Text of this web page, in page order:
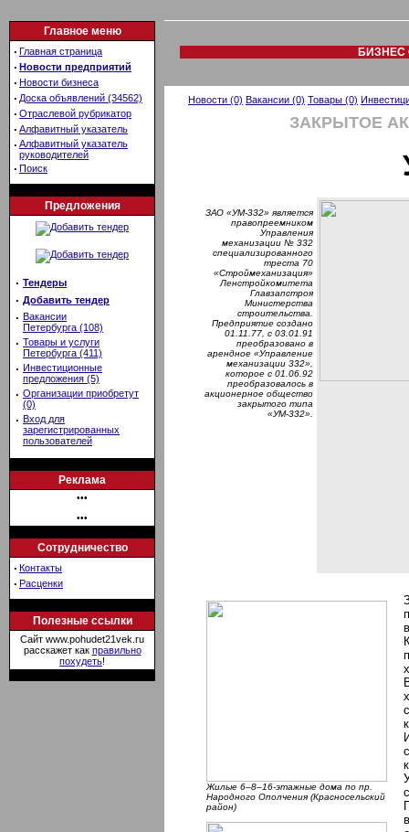
Главное меню
· Главная страница
· Новости предприятий
· Новости бизнеса
· Доска объявлений (34562)
· Отраслевой рубрикатор
· Алфавитный указатель
· Алфавитный указатель
руководителей
· Поиск
Предложения
· Тендеры
· Добавить тендер
· Вакансии
Петербурга (108)
· Товары и услуги
Петербурга (411)
· Инвестиционные
предложения (5)
· Организации приобретут
(0)
· Вход для
зарегистрированных
пользователей
Реклама
•••
•••
Сотрудничество
· Контакты
· Расценки
Полезные ссылки
Сайт www.pohudet21vek.ru
расскажет как правильно
похудеть!
БИЗНЕС
Новости (0) Вакансии (0) Товары (0)
ЗАКРЫТОЕ
ЗАО «УМ-332» является
правопреемником
Управления
механизации № 332
специализированного
треста 70
«Строймеханизация»
Ленстройкомитета
Главзапстроя
Министерства
строительства.
Предприятие создано
01.11.77, с 03.01.91
преобразовано в
арендное «Управление
механизации 332»,
которое с 01.06.92
преобразовалось в
акционерное общество
закрытого типа
«УМ-332».
Жилые 6–8–16-этажные дома по пр.
Народного Ополчения (Красносельский
район)